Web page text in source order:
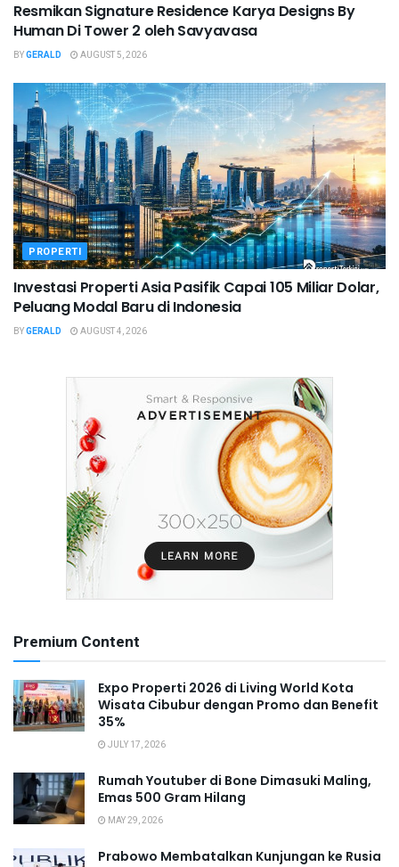
Resmikan Signature Residence Karya Designs By
Human Di Tower 2 oleh Savyavasa
BYGERALD AUGUST 5, 2026
PROPERTI
Investasi Properti Asia Pasifik Capai 105 Miliar Dolar,
Peluang Modal Baru di Indonesia
BYGERALD AUGUST 4, 2026
Premium Content
Expo Properti 2026 di Living World Kota
Wisata Cibubur dengan Promo dan Benefit
35%
JULY 17, 2026
Rumah Youtuber di Bone Dimasuki Maling,
Emas 500 Gram Hilang
MAY 29, 2026
Prabowo Membatalkan Kunjungan ke Rusia